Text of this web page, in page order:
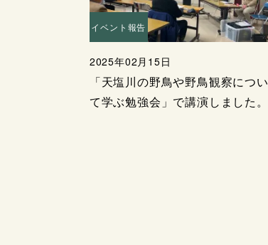
イベント報告
2025年02月15日
「天塩川の野鳥や野鳥観察につい
て学ぶ勉強会」で講演しました。